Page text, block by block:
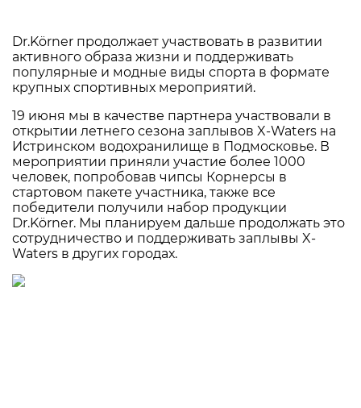
Dr.Körner продолжает участвовать в развитии
активного образа жизни и поддерживать
популярные и модные виды спорта в формате
крупных спортивных мероприятий.
19 июня мы в качестве партнера участвовали в
открытии летнего сезона заплывов X-Waters на
Истринском водохранилище в Подмосковье. В
мероприятии приняли участие более 1000
человек, попробовав чипсы Корнерсы в
стартовом пакете участника, также все
победители получили набор продукции
Dr.Körner. Мы планируем дальше продолжать это
сотрудничество и поддерживать заплывы X-
Waters в других городах.